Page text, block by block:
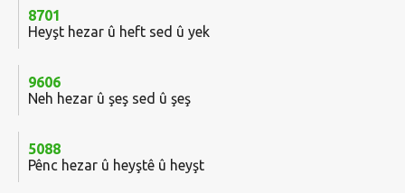
8701
Heyşt hezar û heft sed û yek
9606
Neh hezar û şeş sed û şeş
5088
Pênc hezar û heyştê û heyşt